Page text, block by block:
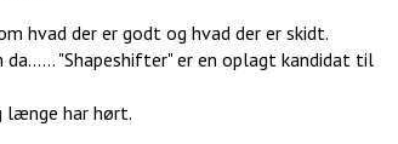
hvad der er godt og hvad der er skidt.
"Shapeshifter" er en oplagt kandidat til
længe har hørt.